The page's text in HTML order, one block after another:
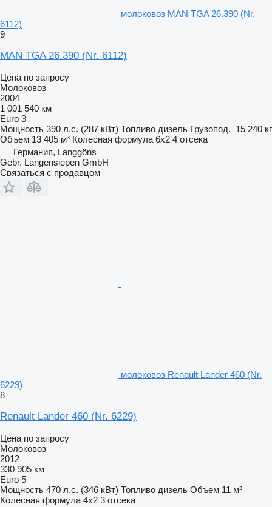
молоковоз MAN TGA 26.390 (Nr.
6112)
9
MAN TGA 26.390 (Nr. 6112)
Цена по запросу
Молоковоз
2004
1 001 540 км
Euro 3
Мощность 390 л.с. (287 кВт) Топливо дизель Грузопод. 15 240 кг
Объем 13 405 м³ Колесная формула 6x2 4 отсека
Германия, Langgöns
Gebr. Langensiepen GmbH
Связаться с продавцом
молоковоз Renault Lander 460 (Nr.
6229)
8
Renault Lander 460 (Nr. 6229)
Цена по запросу
Молоковоз
2012
330 905 км
Euro 5
Мощность 470 л.с. (346 кВт) Топливо дизель Объем 11 м³
Колесная формула 4x2 3 отсека